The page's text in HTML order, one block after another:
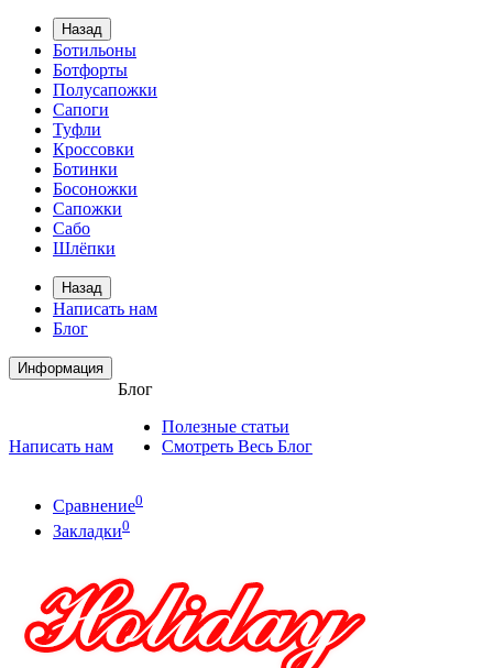
Назад
Ботильоны
Ботфорты
Полусапожки
Сапоги
Туфли
Кроссовки
Ботинки
Босоножки
Сапожки
Сабо
Шлёпки
Назад
Написать нам
Блог
Информация
Написать нам
Блог
Полезные статьи
Смотреть Весь Блог
Сравнение0
Закладки0